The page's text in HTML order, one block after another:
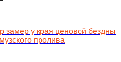
замер у края ценовой бездны
пролива